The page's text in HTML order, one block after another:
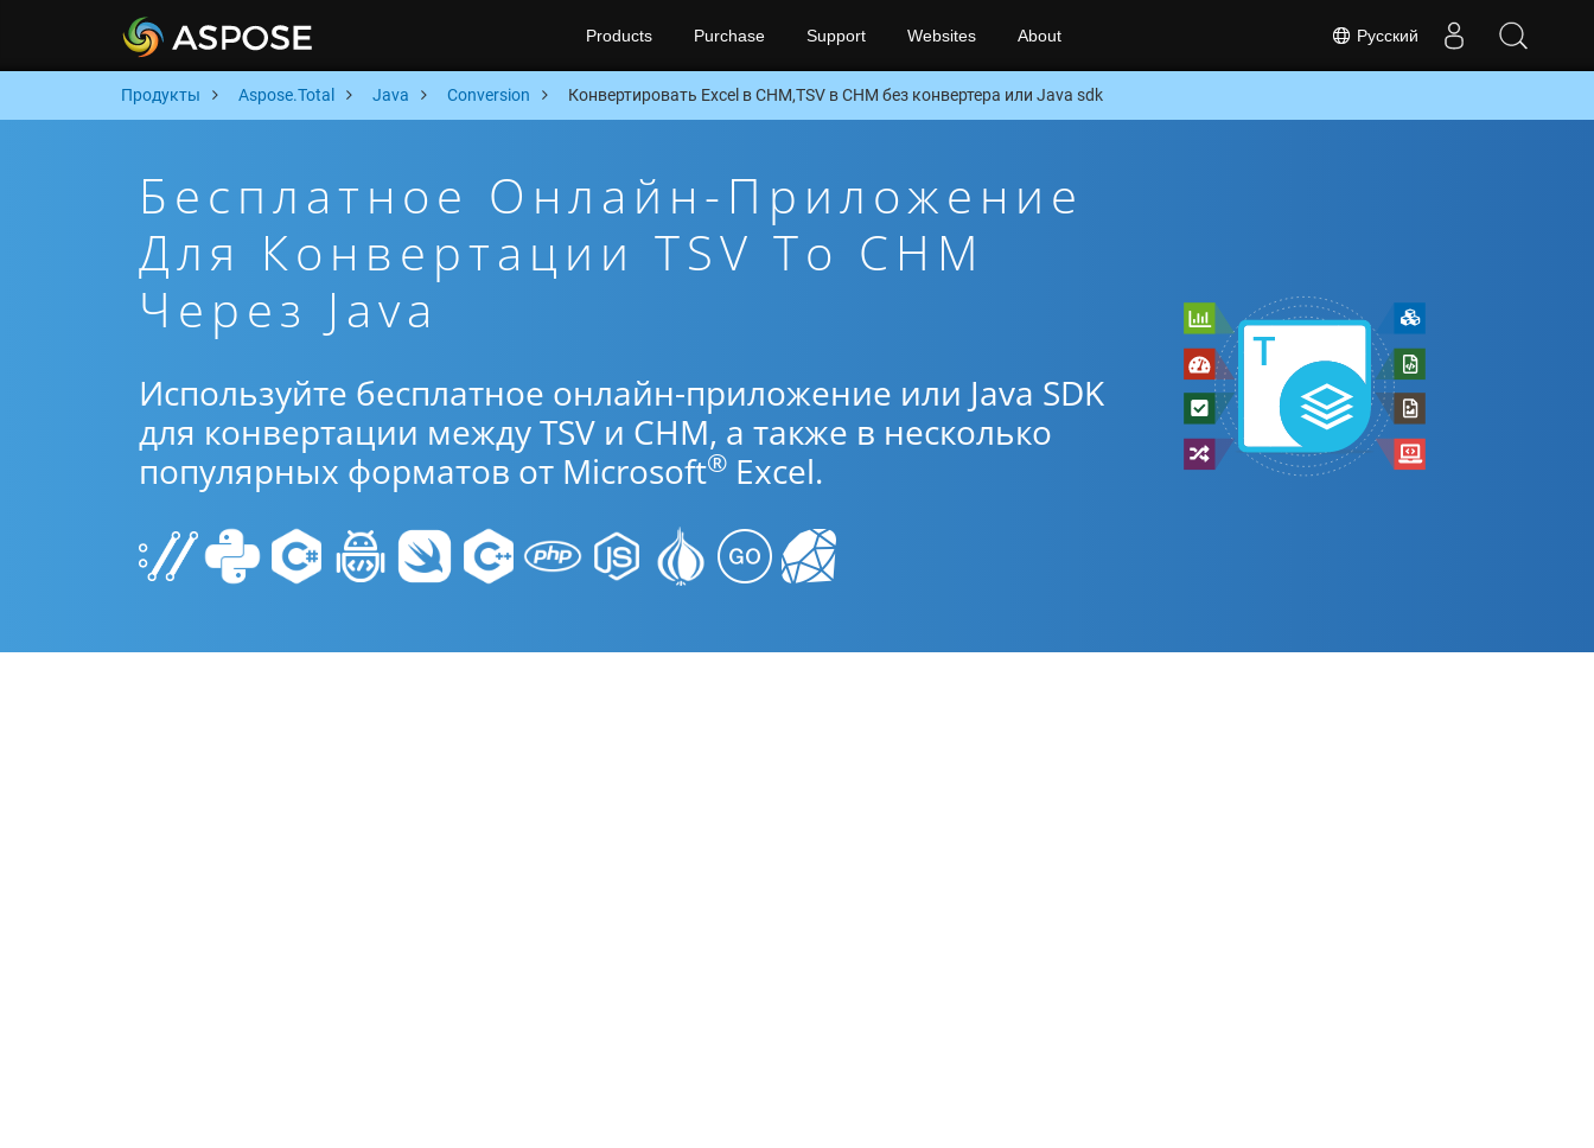
Русский
Products Purchase Support Websites About
Продукты Aspose.Total Java Conversion Конвертировать Excel в CHM,TSV в CHM без конвертера или Java sdk
Бесплатное Онлайн-Приложение
Для Конвертации TSV To CHM
Через Java
Используйте бесплатное онлайн-приложение или Java SDK
для конвертации между TSV и CHM, а также в несколько
популярных форматов от Microsoft® Excel.